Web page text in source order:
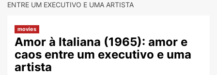
ENTRE UM EXECUTIVO E UMA ARTISTA
movies
Amor à Italiana (1965): amor e
caos entre um executivo e uma
artista